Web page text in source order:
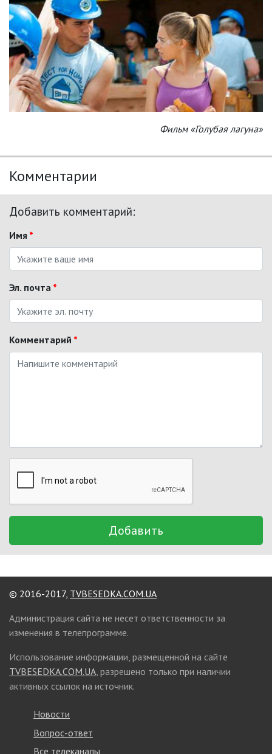
Фильм «Голубая лагуна»
Комментарии
Добавить комментарий:
Имя *
Эл. почта *
Комментарий *
Добавить
© 2016-2017, TVBESEDKA.COM.UA
Администрация сайта не несет ответственности за
изменения в телепрограмме.
Использование информации, размещенной на сайте
TVBESEDKA.COM.UA , разрешено только при наличии
активных ссылок на источник.
Новости
Вопрос-ответ
Все телеканалы